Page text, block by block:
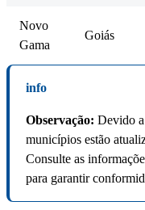
Novo
Gama
Goiás
info
Observação: Devido
municípios estão
Consulte as
para garantir